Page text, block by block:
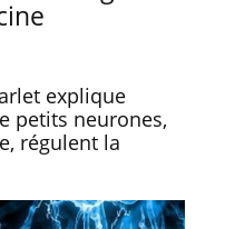
explique
petits neurones,
régulent la